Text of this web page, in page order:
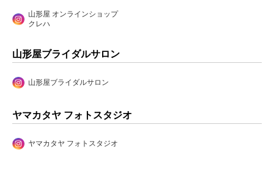
山形屋 オンラインショップ
クレハ
山形屋ブライダルサロン
山形屋ブライダルサロン
ヤマカタヤ フォトスタジオ
ヤマカタヤ フォトスタジオ